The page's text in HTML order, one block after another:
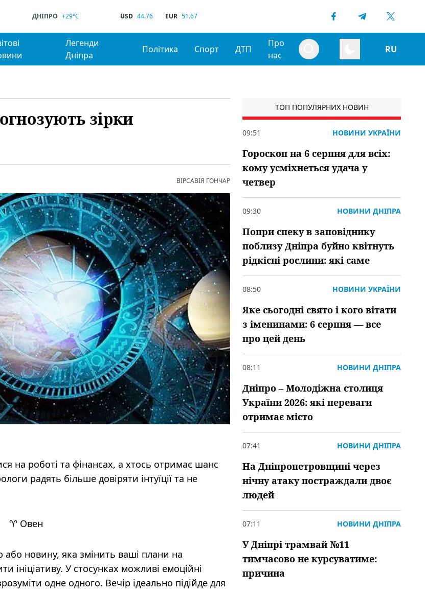
ДНІПРО +29°C USD 44.76 EUR 51.67
Легенди
Дніпра
Політика Спорт ДТП
Про
нас
RU
зірки
ВІРСАВІЯ ГОНЧАР
на роботі та фінансах, а хтось отримає шанс
радять більше довіряти інтуїції та не
♈ Овен
новину, яка змінить ваші плани на
ініціативу. У стосунках можливі емоційні
одне одного. Вечір ідеально підійде для
ТОП ПОПУЛЯРНИХ НОВИН
09:51 НОВИНИ УКРАЇНИ
Гороскоп на 6 серпня для всіх:
кому усміхнеться удача у
четвер
09:30 НОВИНИ ДНІПРА
Попри спеку в заповіднику
поблизу Дніпра буйно квітнуть
рідкісні рослини: які саме
08:50 НОВИНИ УКРАЇНИ
Яке сьогодні свято і кого вітати
з іменинами: 6 серпня — все
про цей день
08:11 НОВИНИ ДНІПРА
Дніпро – Молодіжна столиця
України 2026: які переваги
отримає місто
07:41 НОВИНИ ДНІПРА
На Дніпропетровщині через
нічну атаку постраждали двоє
людей
07:11 НОВИНИ ДНІПРА
У Дніпрі трамвай №11
тимчасово не курсуватиме:
причина